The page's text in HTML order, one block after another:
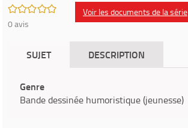
/5
0avis
Voir les documents de la série
SUJET DESCRIPTION
Genre
Bande dessinée humoristique (jeunesse)